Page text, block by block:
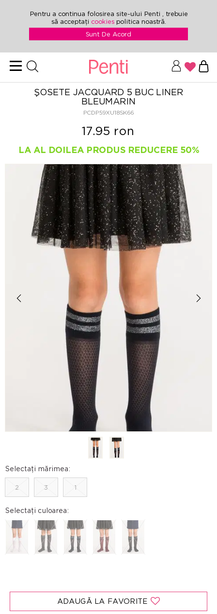
Pentru a continua folosirea site-ului Penti , trebuie
să acceptați cookies politica noastră.
Sunt De Acord
ŞOSETE JACQUARD 5 BUC LINER
BLEUMARIN
PCDP59XU18SK66
17.95 ron
LA AL DOILEA PRODUS REDUCERE 50%
Selectați mărimea:
2 3 1
Selectați culoarea:
ADAUGĂ LA FAVORITE